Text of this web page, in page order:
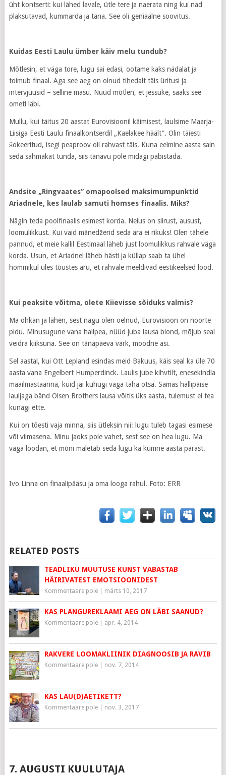
üht kontserti: kui lähed lavale, ütle tere ja naerata ning kui nad
plaksutavad, kummarda ja täna. See oli geniaalne soovitus.
Kuidas Eesti Laulu ümber käiv melu tundub?
Mõtlesin, et väga tore, lugu sai edasi, ootame kaks nädalat ja
toimub finaal. Aga see aeg on olnud tihedalt täis üritusi ja
intervjuusid – selline mäsu. Nüüd mõtlen, et jessuke, saaks see
ometi läbi.
Mullu, kui täitus 20 aastat Eurovisioonil käimisest, laulsime Maarja-
Liisiga Eesti Laulu finaalkontserdil „Kaelakee häält”. Olin täiesti
šokeeritud, isegi peaproov oli rahvast täis. Kuna eelmine aasta sain
seda sahmakat tunda, siis tänavu pole midagi pabistada.
Andsite „Ringvaates” omapoolsed maksimumpunktid
Ariadnele, kes laulab samuti homses finaalis. Miks?
Nägin teda poolfinaalis esimest korda. Neius on siirust, ausust,
loomulikkust. Kui vaid mänedžerid seda ära ei rikuks! Olen tähele
pannud, et meie kallil Eestimaal läheb just loomulikkus rahvale väga
korda. Usun, et Ariadnel läheb hästi ja küllap saab ta ühel
hommikul üles tõustes aru, et rahvale meeldivad eestikeelsed lood.
Kui peaksite võitma, olete Kiievisse sõiduks valmis?
Ma ohkan ja lähen, sest nagu olen öelnud, Eurovisioon on noorte
pidu. Minusugune vana hallpea, nüüd juba lausa blond, mõjub seal
veidra kiiksuna. See on tänapäeva värk, moodne asi.
Sel aastal, kui Ott Lepland esindas meid Bakuus, käis seal ka üle 70
aasta vana Engelbert Humperdinck. Laulis jube kihvtilt, enesekindla
maailmastaarina, kuid jäi kuhugi väga taha otsa. Samas hallipäise
lauljaga bänd Olsen Brothers lausa võitis üks aasta, tulemust ei tea
kunagi ette.
Kui on tõesti vaja minna, siis ütleksin nii: lugu tuleb tagasi esimese
või viimasena. Minu jaoks pole vahet, sest see on hea lugu. Ma
väga loodan, et mõni mäletab seda lugu ka kümne aasta pärast.
Ivo Linna on finaalipääsu ja oma looga rahul. Foto: ERR
RELATED POSTS
TEADLIKU MUUTUSE KUNST VABASTAB
HÄIRIVATEST EMOTSIOONIDEST
Kommentaare pole| märts 10, 2017
KAS PLANGUREKLAAMI AEG ON LÄBI SAANUD?
Kommentaare pole| apr. 4, 2014
RAKVERE LOOMAKLIINIK DIAGNOOSIB JA RAVIB
Kommentaare pole| nov. 7, 2014
KAS LAU(D)AETIKETT?
Kommentaare pole| nov. 3, 2017
7. AUGUSTI KUULUTAJA